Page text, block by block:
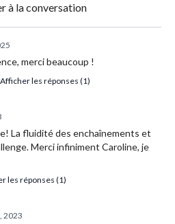
playlist préférée en
à la conversation
merci beaucoup !
Afficher les réponses (1)
La fluidité des enchaînements et
Merci infiniment Caroline, je
les réponses (1)
2023